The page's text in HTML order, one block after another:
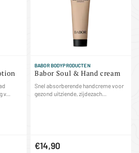
v...
BABOR BODYPRODUCTEN
Babor Soul & Hand cream
Snel absorberende handcreme voor
gezond uitziende, zijdezach...
€14,90